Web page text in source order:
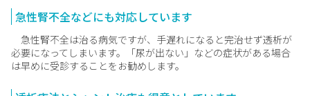
急性腎不全などにも対応しています
急性腎不全は治る病気ですが、手遅れになると完治せず透析が
必要になってしまいます。「尿が出ない」などの症状がある場合
は早めに受診することをお勧めします。